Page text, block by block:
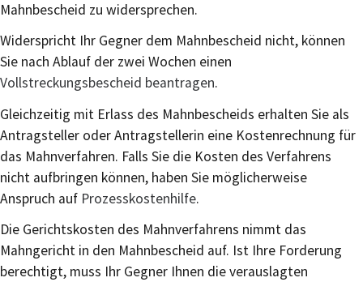
Mahnbescheid zu widersprechen.
Widerspricht Ihr Gegner dem Mahnbescheid nicht, können
Sie nach Ablauf der zwei Wochen einen
Vollstreckungsbescheid beantragen.
Gleichzeitig mit Erlass des Mahnbescheids erhalten Sie als
Antragsteller oder Antragstellerin eine Kostenrechnung für
das Mahnverfahren. Falls Sie die Kosten des Verfahrens
nicht aufbringen können, haben Sie möglicherweise
Anspruch auf Prozesskostenhilfe.
Die Gerichtskosten des Mahnverfahrens nimmt das
Mahngericht in den Mahnbescheid auf. Ist Ihre Forderung
berechtigt, muss Ihr Gegner Ihnen die verauslagten